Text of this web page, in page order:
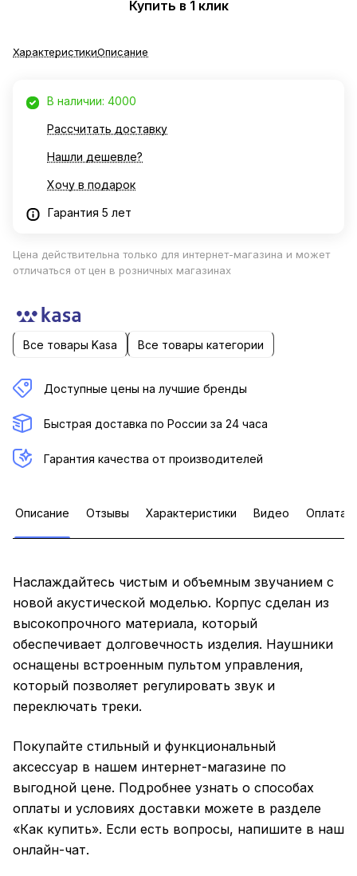
Купить в 1 клик
ХарактеристикиОписание
В наличии: 4000
Рассчитать доставку
Нашли дешевле?
Хочу в подарок
Гарантия 5 лет
Цена действительна только для интернет-магазина и может
отличаться от цен в розничных магазинах
Все товары Kasa Все товары категории
Доступные цены на лучшие бренды
Быстрая доставка по России за 24 часа
Гарантия качества от производителей
Описание Отзывы Характеристики Видео Оплата
Наслаждайтесь чистым и объемным звучанием с
новой акустической моделью. Корпус сделан из
высокопрочного материала, который
обеспечивает долговечность изделия. Наушники
оснащены встроенным пультом управления,
который позволяет регулировать звук и
переключать треки.
Покупайте стильный и функциональный
аксессуар в нашем интернет-магазине по
выгодной цене. Подробнее узнать о способах
оплаты и условиях доставки можете в разделе
«Как купить». Если есть вопросы, напишите в наш
онлайн-чат.